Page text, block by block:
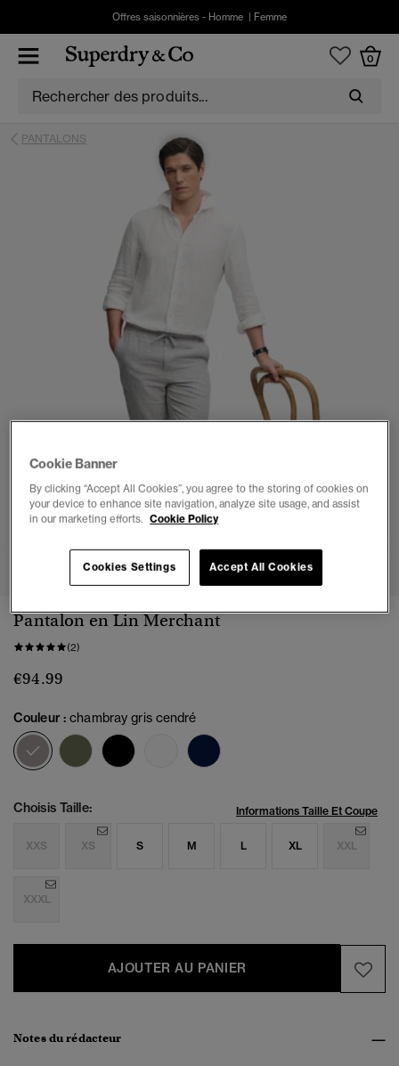
Offres saisonnières - Homme Femme
0
PANTALONS
1 2 3 4 5 6 7
Pantalon en Lin Merchant
(2)
€94.99
Couleur :chambray gris cendré
sélectionné
Choisis Taille: Informations Taille Et Coupe
XXS XS S M L XL XXL
XXXL
AJOUTER AU PANIER
Notes du rédacteur
Cookie Banner
By clicking “Accept All Cookies”, you agree to the storing of cookies on
your device to enhance site navigation, analyze site usage, and assist
in our marketing efforts. Cookie Policy
Cookies Settings Accept All Cookies